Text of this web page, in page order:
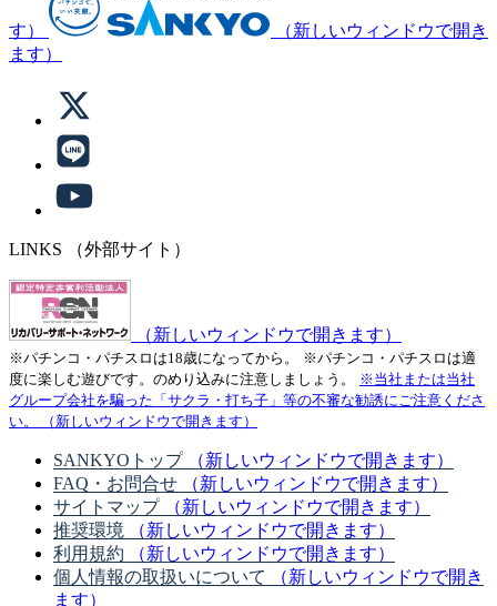
す）
（新しいウィンドウで開き
ます）
LINKS （外部サイト）
（新しいウィンドウで開きます）
※パチンコ・パチスロは18歳になってから。
※パチンコ・パチスロは適
度に楽しむ遊びです。のめり込みに注意しましょう。
※当社または当社
グループ会社を騙った「サクラ・打ち子」等の不審な勧誘にご注意くださ
い。
（新しいウィンドウで開きます）
SANKYOトップ
（新しいウィンドウで開きます）
FAQ・お問合せ
（新しいウィンドウで開きます）
サイトマップ
（新しいウィンドウで開きます）
推奨環境
（新しいウィンドウで開きます）
利用規約
（新しいウィンドウで開きます）
個人情報の取扱いについて
（新しいウィンドウで開き
ます）